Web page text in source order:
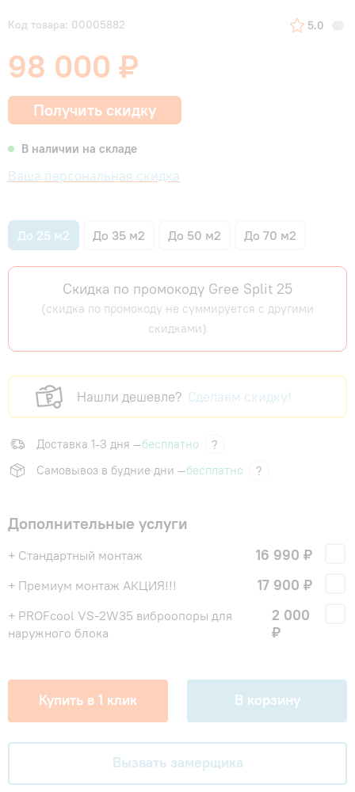
Код товара: 00005882 5.0
98 000 ₽
Получить скидку
В наличии на складе
Ваша персональная скидка
До 25 м2 До 35 м2 До 50 м2 До 70 м2
Скидка по промокоду Gree Split 25
(скидка по промокоду не суммируется с другими
скидками)
Нашли дешевле? Сделаем скидку!
Доставка 1-3 дня —бесплатно
?
Самовывоз в будние дни —бесплатно ?
Дополнительные услуги
+ Стандартный монтаж 16 990 ₽
+ Премиум монтаж АКЦИЯ!!! 17 900 ₽
+ PROFcool VS-2W35 виброопоры для
наружного блока
2 000
₽
Купить в 1 клик В корзину
Вызвать замерщика